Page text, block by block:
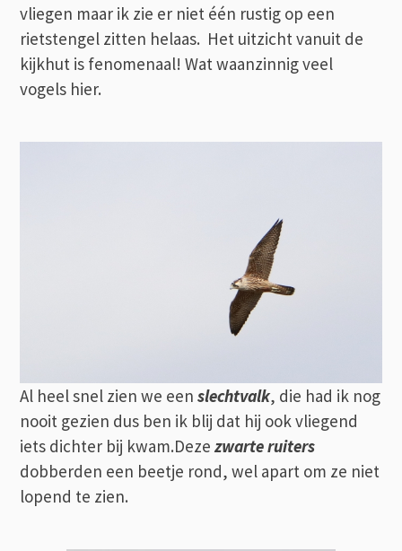
vliegen maar ik zie er niet één rustig op een
rietstengel zitten helaas. Het uitzicht vanuit de
kijkhut is fenomenaal! Wat waanzinnig veel
vogels hier.
Al heel snel zien we eenslechtvalk, die had ik nog
nooit gezien dus ben ik blij dat hij ook vliegend
iets dichter bij kwam.Dezezwarte ruiters
dobberden een beetje rond, wel apart om ze niet
lopend te zien.